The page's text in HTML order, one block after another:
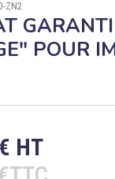
ZN2
POUR
HT